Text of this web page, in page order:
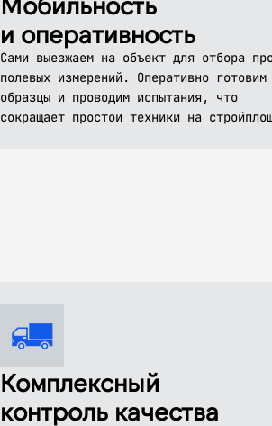
и оперативность
Сами выезжаем на объект для отбора
полевых измерений. Оперативно готовим
образцы и проводим испытания, что
сокращает простои техники на
Комплексный
контроль качества